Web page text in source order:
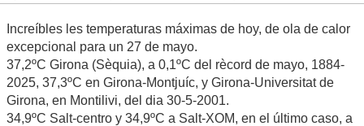
Increíbles les temperaturas máximas de hoy, de ola de calor
excepcional para un 27 de mayo.
37,2ºC Girona (Sèquia), a 0,1ºC del rècord de mayo, 1884-
2025, 37,3ºC en Girona-Montjuíc, y Girona-Universitat de
Girona, en Montilivi, del dia 30-5-2001.
34,9ºC Salt-centro y 34,9ºC a Salt-XOM, en el último caso, a